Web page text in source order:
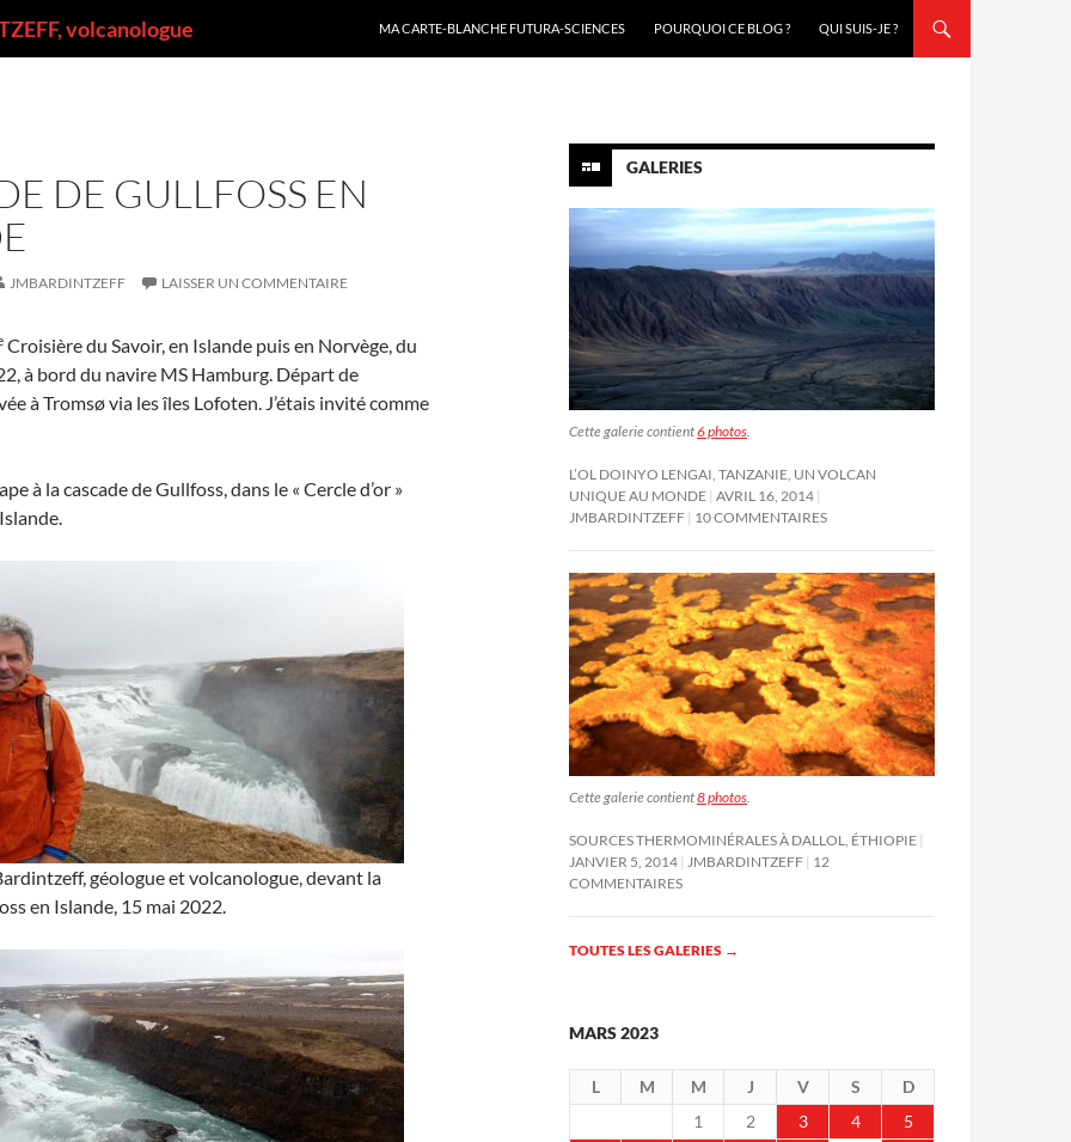
volcanologue
MA CARTE-BLANCHE FUTURA-SCIENCES
POURQUOI CE BLOG ? QUI SUIS-JE ?
DE GULLFOSS EN
JMBARDINTZEFF LAISSER UN COMMENTAIRE
Croisière du Savoir, en Islande puis en Norvège, du
à bord du navire MS Hamburg. Départ de
à Tromsø via les îles Lofoten. J’étais invité comme
à la cascade de Gullfoss, dans le « Cercle d’or »
géologue et volcanologue, devant la
en Islande, 15 mai 2022.
GALERIES
Cette galerie contient6 photos.
L’OL DOINYO LENGAI, TANZANIE, UN VOLCAN
UNIQUE AU MONDE AVRIL 16, 2014
JMBARDINTZEFF 10 COMMENTAIRES
Cette galerie contient8 photos
SOURCES THERMOMINÉRALES À DALLOL, ÉTHIOPIE
JANVIER 5, 2014
JMBARDINTZEFF 12
COMMENTAIRES
TOUTES LES GALERIES →
MARS 2023
L M M J V S
D
1
2 3 4
5